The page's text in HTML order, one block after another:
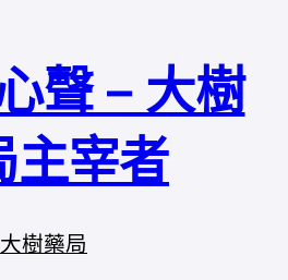
聲 – 大樹
主宰者
大樹藥局